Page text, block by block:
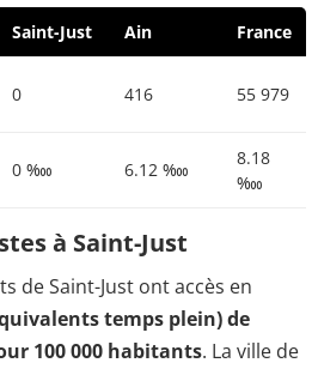
Saint-Just Ain France
0 416 55 979
0 ‱ 6.12 ‱
8.18
‱
à Saint-Just
de Saint-Just ont accès en
temps plein) de
100 000 habitants. La ville de